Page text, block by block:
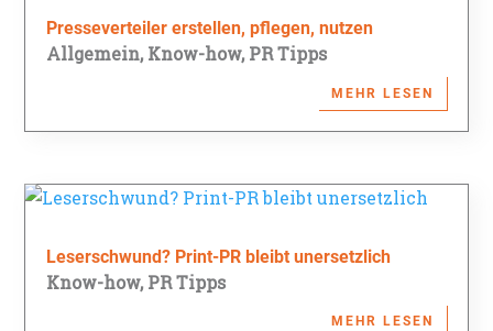
Presseverteiler erstellen, pflegen, nutzen
Allgemein,Know-how,PR Tipps
MEHR LESEN
Leserschwund? Print-PR bleibt unersetzlich
Know-how,PR Tipps
MEHR LESEN